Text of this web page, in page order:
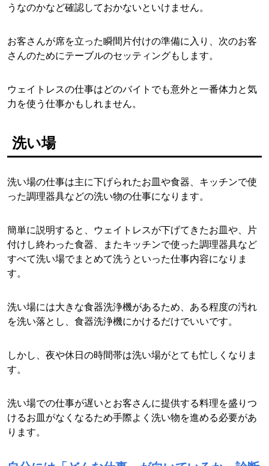
うなのかなど確認しておかないといけません。
お客さんが席を立った瞬間片付けの準備に入り、次のお客
さんのためにテーブルのセッティングもします。
ウェイトレスの仕事はどのバイトでも意外と一番体力と気
力を使う仕事かもしれません。
洗い場
洗い場の仕事は主に下げられたお皿や食器、キッチンで使
った調理器具などの洗い物の仕事になります。
簡単に説明すると、ウェイトレスが下げてきたお皿や、片
付けし終わった食器、またキッチンで使った調理器具など
すべて洗い場でまとめて洗うといった仕事内容になりま
す。
洗い場には大きな食器洗浄機があるため、ある程度の汚れ
を洗い落とし、食器洗浄機にかけるだけでいいです。
しかし、夜や休日の時間帯は洗い場がとても忙しくなりま
す。
洗い場での仕事が遅いとお客さんに提供する料理を盛りつ
けるお皿がなくなるため手際よく洗い物を進める必要があ
ります。